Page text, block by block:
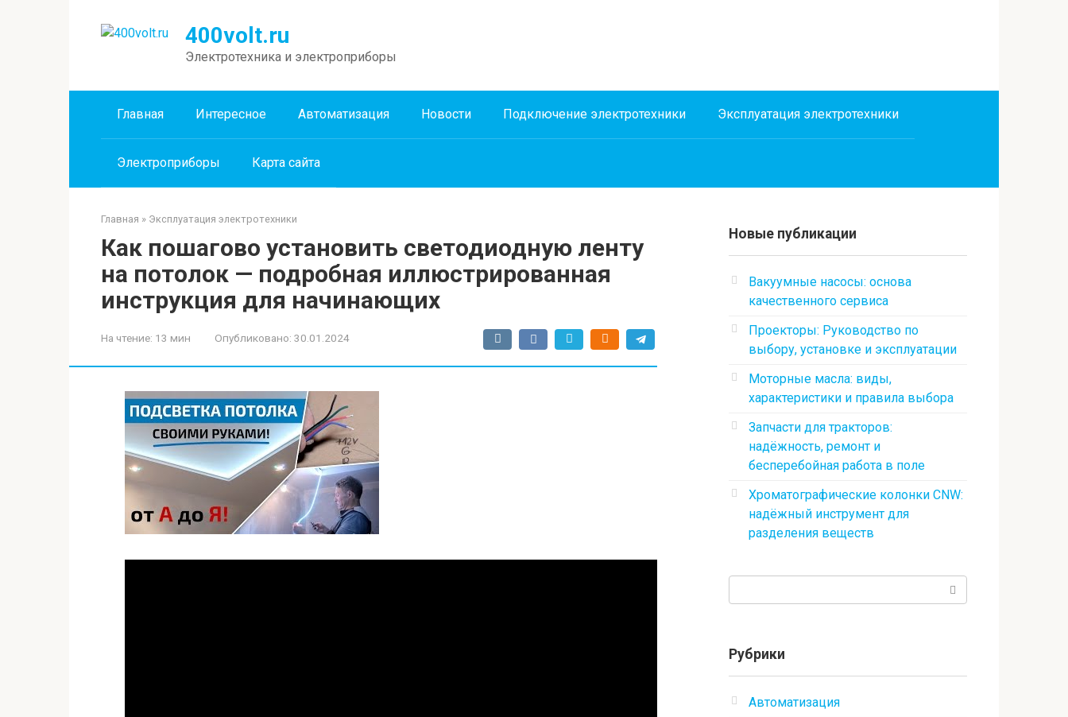
400volt.ru
Электротехника и электроприборы
Главная Интересное Автоматизация Новости Подключение электротехники Эксплуатация электротехники
Электроприборы Карта сайта
Главная » Эксплуатация электротехники
Как пошагово установить светодиодную ленту
на потолок — подробная иллюстрированная
инструкция для начинающих
На чтение: 13 мин Опубликовано: 30.01.2024
Новые публикации
Вакуумные насосы: основа
качественного сервиса
Проекторы: Руководство по
выбору, установке и эксплуатации
Моторные масла: виды,
характеристики и правила выбора
Запчасти для тракторов:
надёжность, ремонт и
бесперебойная работа в поле
Хроматографические колонки CNW:
надёжный инструмент для
разделения веществ
Рубрики
Автоматизация